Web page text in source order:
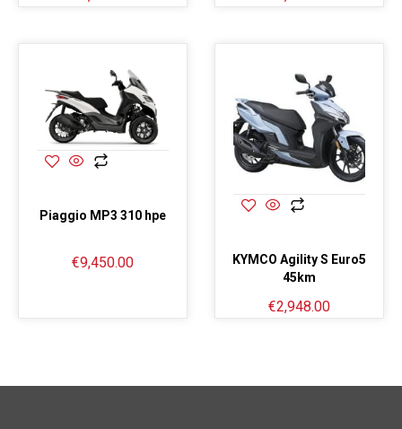
Piaggio MP3 310 hpe
€9,450.00
KYMCO Agility S Euro5
45km
€2,948.00